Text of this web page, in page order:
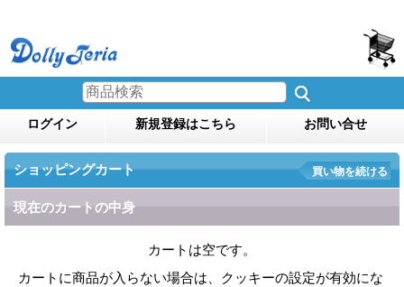
ログイン 新規登録はこちら お問い合せ
ショッピングカート 買い物を続ける
現在のカートの中身
カートは空です。
カートに商品が入らない場合は、クッキーの設定が有効にな